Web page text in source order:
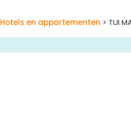
Hotels en appartementen > TUI